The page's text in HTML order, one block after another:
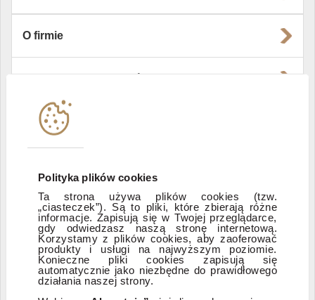
Polityka plików cookies
Ta strona używa plików cookies (tzw.
„ciasteczek”). Są to pliki, które zbierają różne
informacje. Zapisują się w Twojej przeglądarce,
gdy odwiedzasz naszą stronę internetową.
Korzystamy z plików cookies, aby zaoferować
produkty i usługi na najwyższym poziomie.
Konieczne pliki cookies zapisują się
automatycznie jako niezbędne do prawidłowego
działania naszej strony.
O firmie
Instytucje współpracujące
Zastrzeżenia prawne
ESG